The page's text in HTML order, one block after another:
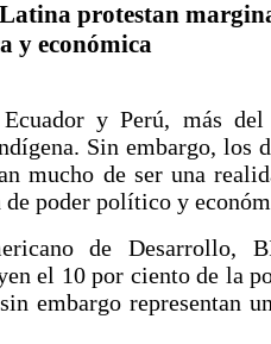
protestan
y económica
y Perú, más
Sin embargo, los
mucho de ser una
de poder político y
de Desarrollo,
el 10 por ciento de la
embargo representan